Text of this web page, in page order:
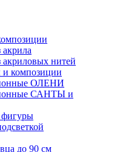
нитей
композиции
ОЛЕНИ
САНТЫ и
фигуры
до 90 см